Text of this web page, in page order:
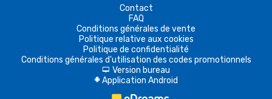
Contact
FAQ
Conditions générales de vente
Politique relative aux cookies
Politique de confidentialité
Conditions générales d'utilisation des codes promotionnels
d Version bureau
A Application Android